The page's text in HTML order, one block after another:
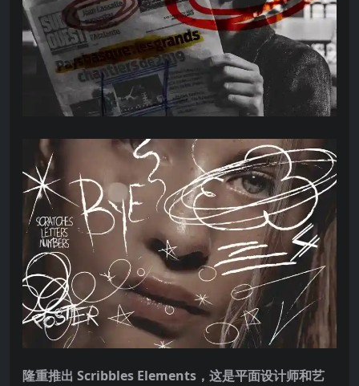
隆重推出 Scribbles Elements，这是平面设计师和艺